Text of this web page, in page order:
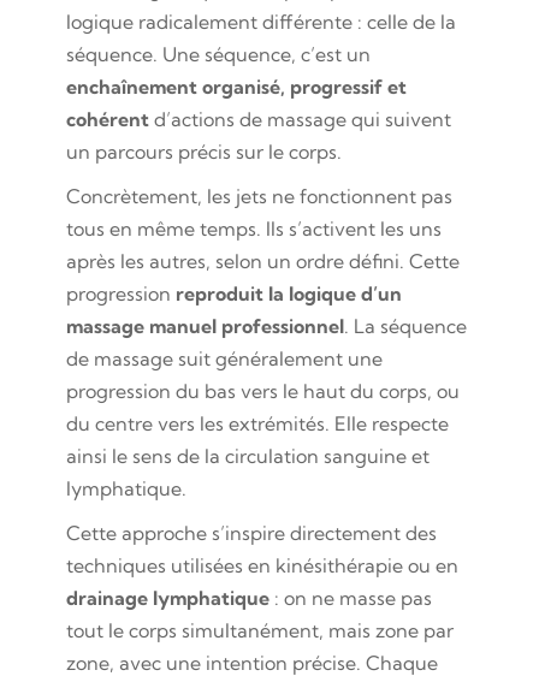
logique radicalement différente : celle de la
séquence. Une séquence, c’est un
enchaînement organisé, progressif et
cohérentd’actions de massage qui suivent
un parcours précis sur le corps.
Concrètement, les jets ne fonctionnent pas
tous en même temps. Ils s’activent les uns
après les autres, selon un ordre défini. Cette
progression reproduit la logique d’un
massage manuel professionnel. La séquence
de massage suit généralement une
progression du bas vers le haut du corps, ou
du centre vers les extrémités. Elle respecte
ainsi le sens de la circulation sanguine et
lymphatique.
Cette approche s’inspire directement des
techniques utilisées en kinésithérapie ou en
drainage lymphatique: on ne masse pas
tout le corps simultanément, mais zone par
zone, avec une intention précise. Chaque